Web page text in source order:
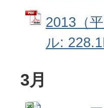
2013（
ル:
3月